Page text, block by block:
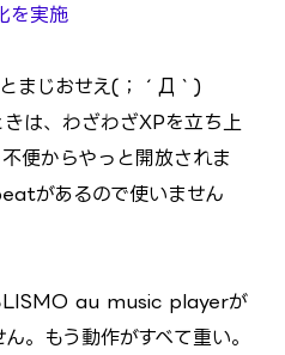
を実施
まじおせえ(；´Д｀)
は、わざわざXPを立ち上
便からやっと開放されま
があるので使いません
LISMO au music playerが
。もう動作がすべて重い。